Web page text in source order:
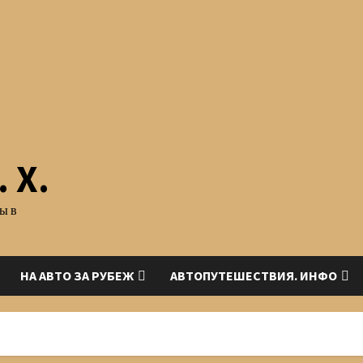
Х.
в
НА АВТО ЗА РУБЕЖ АВТОПУТЕШЕСТВИЯ. ИНФО